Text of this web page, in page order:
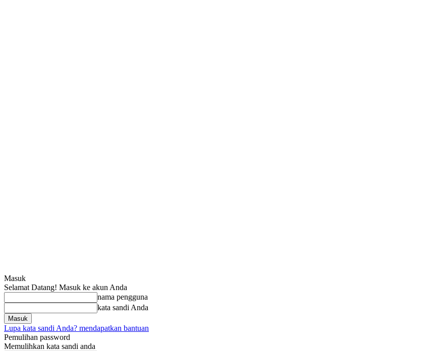
Masuk
Selamat Datang! Masuk ke akun Anda
nama pengguna
kata sandi Anda
Lupa kata sandi Anda? mendapatkan bantuan
Pemulihan password
Memulihkan kata sandi anda